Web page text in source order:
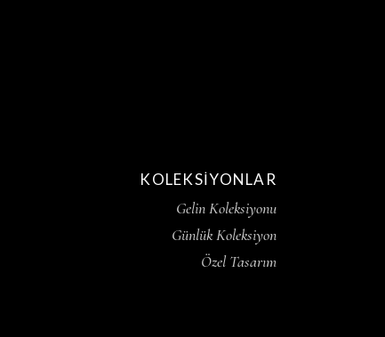
KOLEKSIYONLAR
Gelin Koleksiyonu
Günlük Koleksiyon
Özel Tasarım